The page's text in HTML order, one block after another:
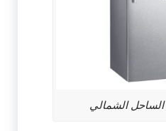
الشمالي